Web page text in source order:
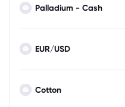
Palladium - Cash
EUR/USD
Cotton